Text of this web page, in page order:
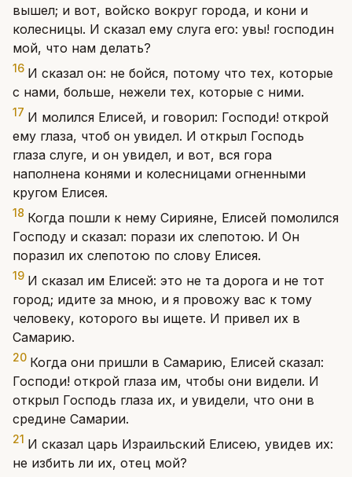
вышел; и вот, войско вокруг города, и кони и
колесницы. И сказал ему слуга его: увы! господин
мой, что нам делать?
16 И сказал он: не бойся, потому что тех, которые
с нами, больше, нежели тех, которые с ними.
17 И молился Елисей, и говорил: Господи! открой
ему глаза, чтоб он увидел. И открыл Господь
глаза слуге, и он увидел, и вот, вся гора
наполнена конями и колесницами огненными
кругом Елисея.
18 Когда пошли к нему Сирияне, Елисей помолился
Господу и сказал: порази их слепотою. И Он
поразил их слепотою по слову Елисея.
19 И сказал им Елисей: это не та дорога и не тот
город; идите за мною, и я провожу вас к тому
человеку, которого вы ищете. И привел их в
Самарию.
20 Когда они пришли в Самарию, Елисей сказал:
Господи! открой глаза им, чтобы они видели. И
открыл Господь глаза их, и увидели, что они в
средине Самарии.
21 И сказал царь Израильский Елисею, увидев их:
не избить ли их, отец мой?